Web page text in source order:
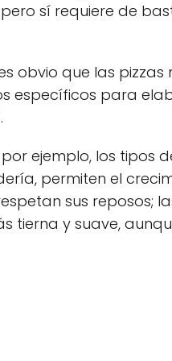
sí requiere de
obvio que las pizzas
específicos para
ejemplo, los tipos
permiten el
sus reposos;
tierna y suave,